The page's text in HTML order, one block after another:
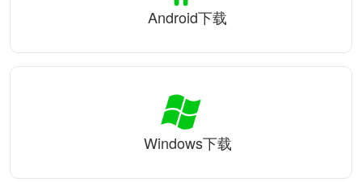
Android下载
Windows下载